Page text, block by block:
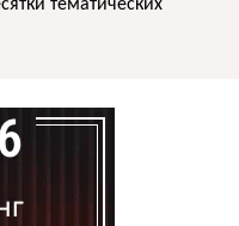
тематических